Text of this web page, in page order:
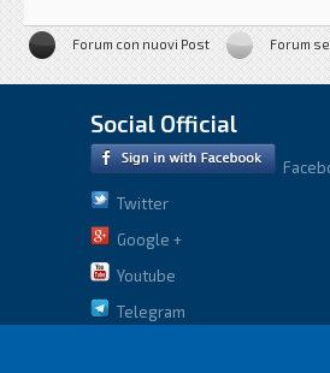
Forum con nuovi Post Forum
Social Official
Twitter
Google +
Youtube
Telegram